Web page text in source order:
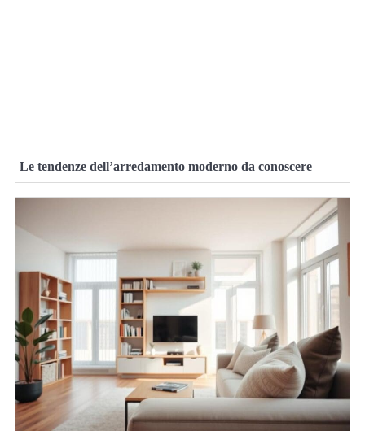
Le tendenze dell’arredamento moderno da conoscere